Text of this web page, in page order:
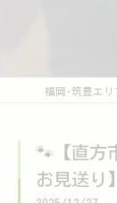
🐾【直方
お見送り